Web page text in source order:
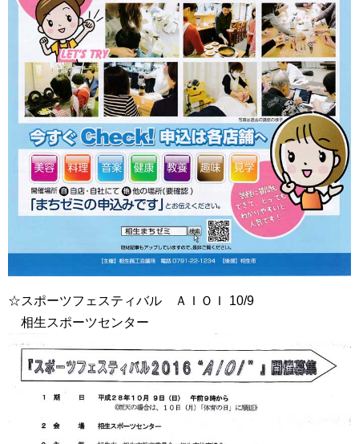
☆スポーツフェスティバル ＡＩＯＩ 10/9
相生スポーツセンター